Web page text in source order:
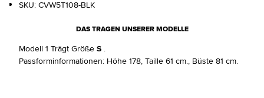
SKU: CVW5T108-BLK
DAS TRAGEN UNSERER MODELLE
Modell 1 Trägt Größe S .
Passforminformationen: Höhe 178, Taille 61 cm., Büste 81 cm.